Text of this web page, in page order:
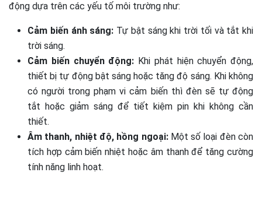
động dựa trên các yếu tố môi trường như:
Cảm biến ánh sáng: Tự bật sáng khi trời tối và tắt khi
trời sáng.
Cảm biến chuyển động: Khi phát hiện chuyển động,
thiết bị tự động bật sáng hoặc tăng độ sáng. Khi không
có người trong phạm vi cảm biến thì đèn sẽ tự động
tắt hoặc giảm sáng để tiết kiệm pin khi không cần
thiết.
Âm thanh, nhiệt độ, hồng ngoại:Một số loại đèn còn
tích hợp cảm biến nhiệt hoặc âm thanh để tăng cường
tính năng linh hoạt.